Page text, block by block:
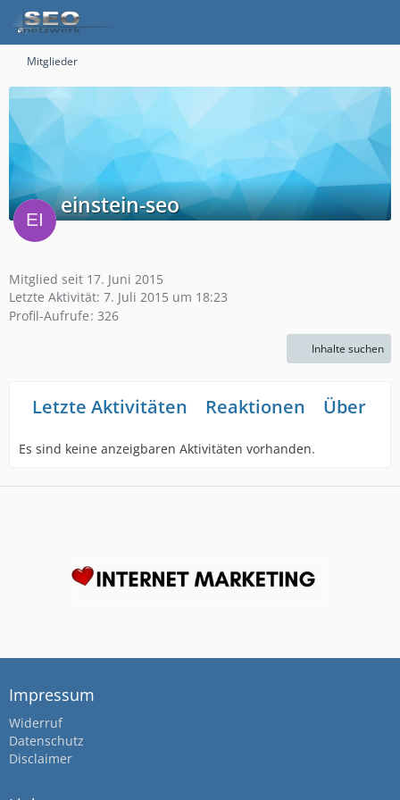
Mitglieder
einstein-seo
Mitglied seit 17. Juni 2015
Letzte Aktivität: 7. Juli 2015 um 18:23
Profil-Aufrufe 326
Inhalte suchen
Letzte Aktivitäten Reaktionen Über
Es sind keine anzeigbaren Aktivitäten vorhanden.
Impressum
Widerruf
Datenschutz
Disclaimer